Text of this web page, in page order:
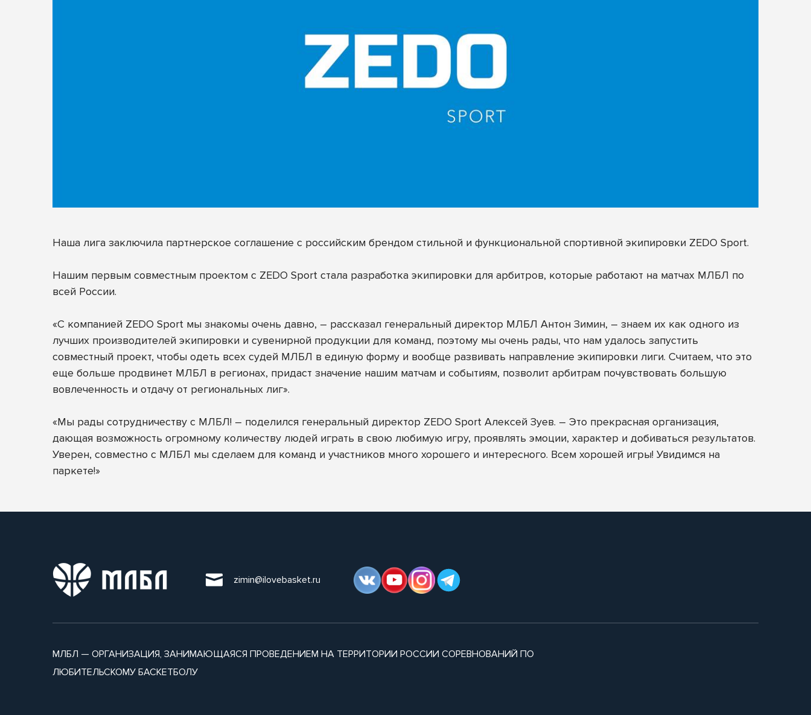
Наша лига заключила партнерское соглашение с российским брендом стильной и функциональной спортивной экипировки ZEDO Sport.
Нашим первым совместным проектом с ZEDO Sport стала разработка экипировки для арбитров, которые работают на матчах МЛБЛ по
всей России.
«С компанией ZEDO Sport мы знакомы очень давно, – рассказал генеральный директор МЛБЛ Антон Зимин, – знаем их как одного из
лучших производителей экипировки и сувенирной продукции для команд, поэтому мы очень рады, что нам удалось запустить
совместный проект, чтобы одеть всех судей МЛБЛ в единую форму и вообще развивать направление экипировки лиги. Считаем, что это
еще больше продвинет МЛБЛ в регионах, придаст значение нашим матчам и событиям, позволит арбитрам почувствовать большую
вовлеченность и отдачу от региональных лиг».
«Мы рады сотрудничеству с МЛБЛ! – поделился генеральный директор ZEDO Sport Алексей Зуев. – Это прекрасная организация,
дающая возможность огромному количеству людей играть в свою любимую игру, проявлять эмоции, характер и добиваться результатов.
Уверен, совместно с МЛБЛ мы сделаем для команд и участников много хорошего и интересного. Всем хорошей игры! Увидимся на
паркете!»
zimin@ilovebasket.ru
МЛБЛ — ОРГАНИЗАЦИЯ, ЗАНИМАЮЩАЯСЯ ПРОВЕДЕНИЕМ НА ТЕРРИТОРИИ РОССИИ СОРЕВНОВАНИЙ ПО
ЛЮБИТЕЛЬСКОМУ БАСКЕТБОЛУ